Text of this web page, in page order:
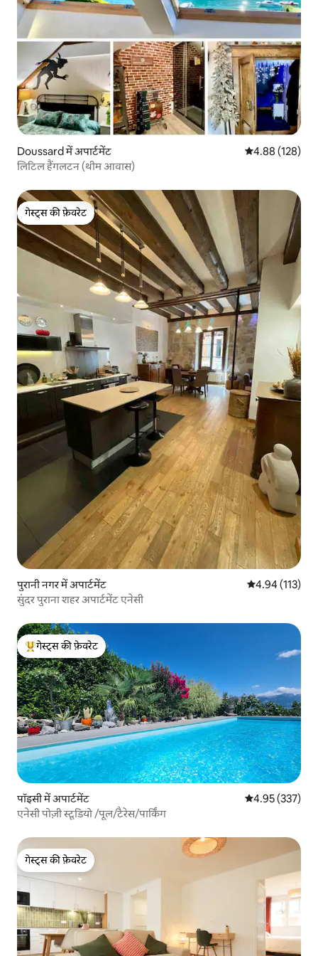
Doussard में अपार्टमेंट औसत रेटिंग 5 में से
4.88 (128)
लिटिल हैंगलटन (थीम आवास)
गेस्ट्स की फ़ेवरेट
गेस्ट्स की फ़ेवरेट
पुरानी नगर में अपार्टमेंट औसत रेटिंग 5 में से
4.94 (113)
सुंदर पुराना शहर अपार्टमेंट एनेसी
गेस्ट्स का टॉप फ़ेवरेट
गेस्ट्स की फ़ेवरेट
पॉइसी में अपार्टमेंट औसत रेटिंग 5 में से
4.95 (337)
एनेसी पोज़ी स्टूडियो /पूल/टैरेस/पार्किंग
गेस्ट्स की फ़ेवरेट
गेस्ट्स की फ़ेवरेट